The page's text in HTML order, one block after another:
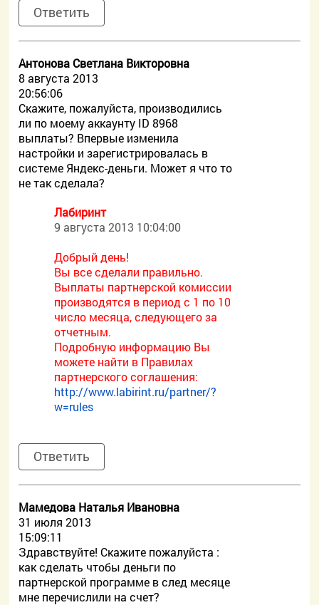
Ответить
Антонова Светлана Викторовна
8 августа 2013
20:56:06
Скажите, пожалуйста, производились
ли по моему аккаунту ID 8968
выплаты? Впервые изменила
настройки и зарегистрировалась в
системе Яндекс-деньги. Может я что то
не так сделала?
Лабиринт
9 августа 2013 10:04:00
Добрый день!
Вы все сделали правильно.
Выплаты партнерской комиссии
производятся в период с 1 по 10
число месяца, следующего за
отчетным.
Подробную информацию Вы
можете найти в Правилах
партнерского соглашения:
http://www.labirint.ru/partner/?
w=rules
Ответить
Мамедова Наталья Ивановна
31 июля 2013
15:09:11
Здравствуйте! Скажите пожалуйста :
как сделать чтобы деньги по
партнерской программе в след месяце
мне перечислили на счет?